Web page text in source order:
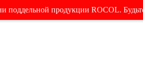
поддельной продукции ROCOL.